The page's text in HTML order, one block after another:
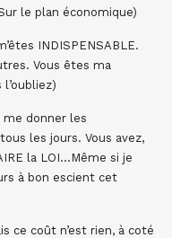
le plan économique)
INDISPENSABLE.
Vous êtes ma
me donner les
les jours. Vous avez,
la LOI…Même si je
à bon escient cet
ce coût n’est rien, à coté